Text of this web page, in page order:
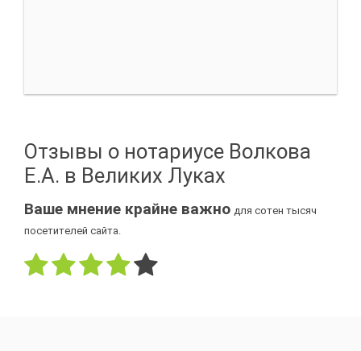
Отзывы о нотариусе Волкова
Е.А. в Великих Луках
Ваше мнение крайне важно для сотен тысяч
посетителей сайта.